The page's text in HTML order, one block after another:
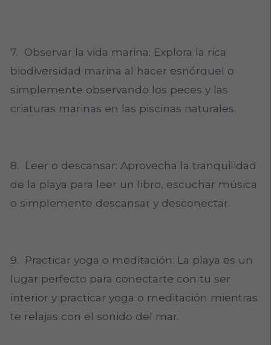
7. Observar la vida marina: Explora la rica
biodiversidad marina al hacer esnórquel o
simplemente observando los peces y las
criaturas marinas en las piscinas naturales.
8. Leer o descansar: Aprovecha la tranquilidad
de la playa para leer un libro, escuchar música
o simplemente descansar y desconectar.
9. Practicar yoga o meditación: La playa es un
lugar perfecto para conectarte con tu ser
interior y practicar yoga o meditación mientras
te relajas con el sonido del mar.